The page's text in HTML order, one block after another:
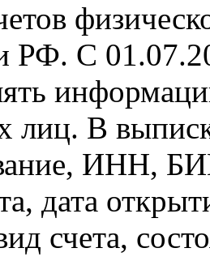
РФ. С
лиц. В
ИНН,
дата
счета,